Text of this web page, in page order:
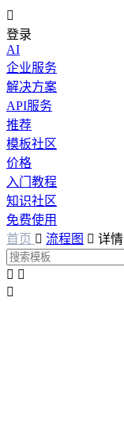

登录
AI
企业服务
解决方案
API服务
推荐
模板社区
价格
入门教程
知识社区
免费使用
首页  流程图  详情
 
